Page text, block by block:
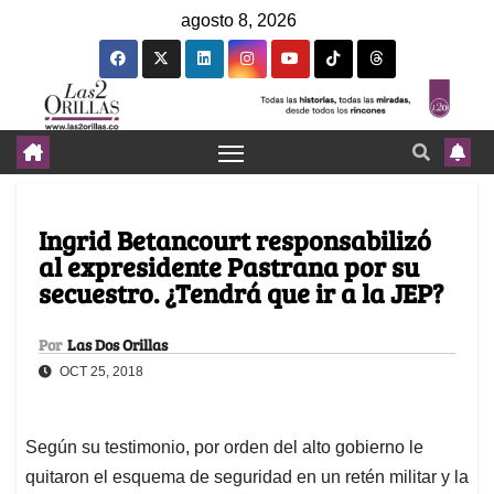
agosto 8, 2026
Ingrid Betancourt responsabilizó
al expresidente Pastrana por su
secuestro. ¿Tendrá que ir a la JEP?
Por Las Dos Orillas
OCT 25, 2018
Según su testimonio, por orden del alto gobierno le
quitaron el esquema de seguridad en un retén militar y la